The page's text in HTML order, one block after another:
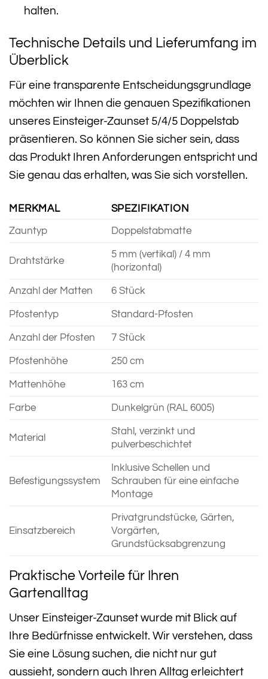
halten.
Technische Details und Lieferumfang im
Überblick
Für eine transparente Entscheidungsgrundlage
möchten wir Ihnen die genauen Spezifikationen
unseres Einsteiger-Zaunset 5/4/5 Doppelstab
präsentieren. So können Sie sicher sein, dass
das Produkt Ihren Anforderungen entspricht und
Sie genau das erhalten, was Sie sich vorstellen.
MERKMAL SPEZIFIKATION
Zauntyp Doppelstabmatte
Drahtstärke
5 mm (vertikal) / 4 mm
(horizontal)
Anzahl der Matten 6 Stück
Pfostentyp Standard-Pfosten
Anzahl der Pfosten 7 Stück
Pfostenhöhe 250 cm
Mattenhöhe 163 cm
Farbe Dunkelgrün (RAL 6005)
Material
Stahl, verzinkt und
pulverbeschichtet
Befestigungssystem
Inklusive Schellen und
Schrauben für eine einfache
Montage
Einsatzbereich
Privatgrundstücke, Gärten,
Vorgärten,
Grundstücksabgrenzung
Praktische Vorteile für Ihren
Gartenalltag
Unser Einsteiger-Zaunset wurde mit Blick auf
Ihre Bedürfnisse entwickelt. Wir verstehen, dass
Sie eine Lösung suchen, die nicht nur gut
aussieht, sondern auch Ihren Alltag erleichtert